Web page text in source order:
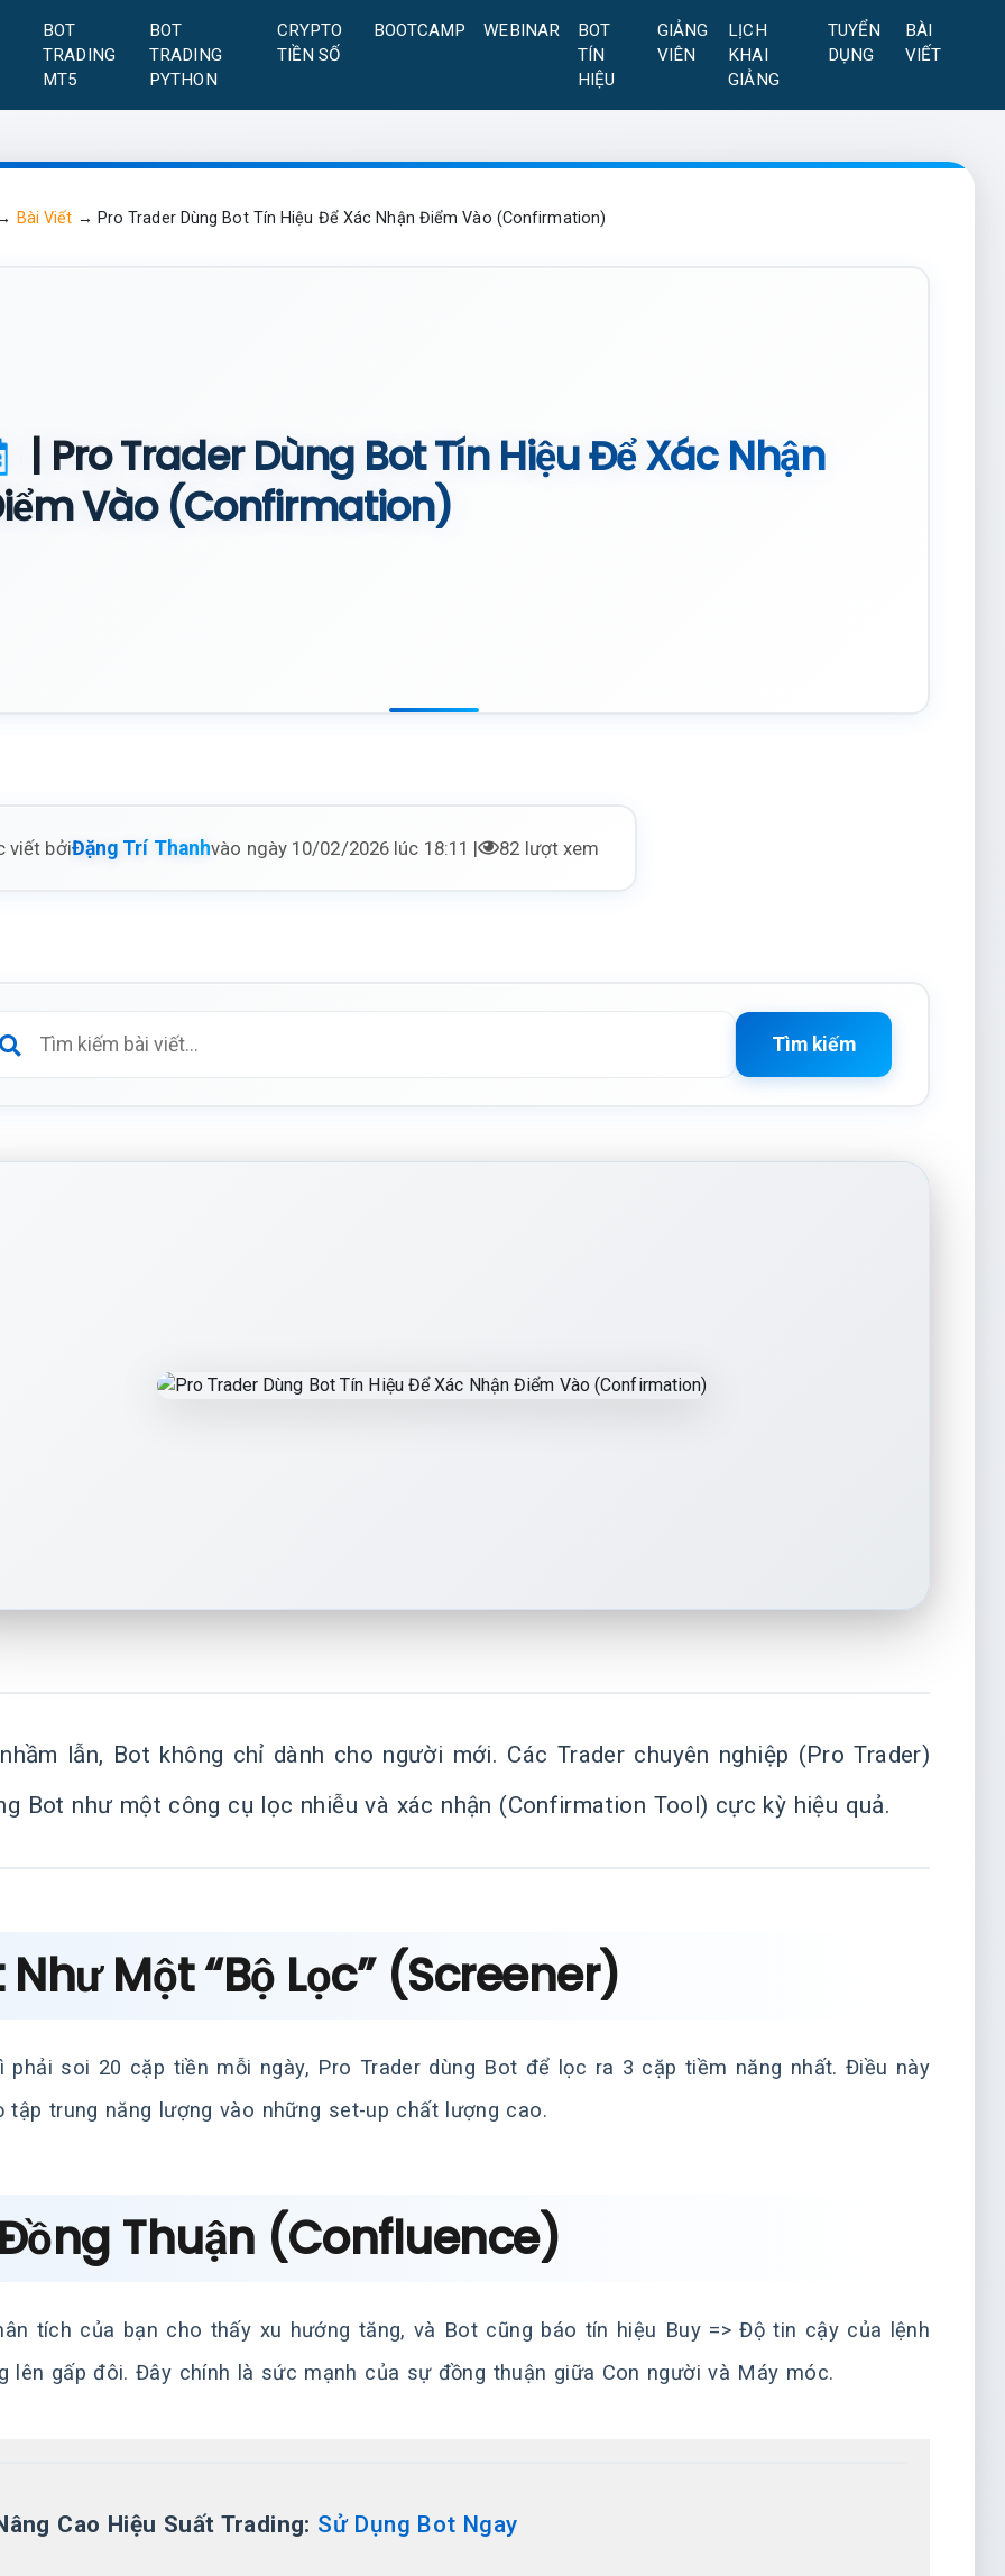
BOT
TRADING
MT5
BOT
TRADING
PYTHON
CRYPTO
TIỀN SỐ
BOOTCAMP WEBINAR
BOT
TÍN
HIỆU
GIẢNG
VIÊN
LỊCH
KHAI
GIẢNG
TUYỂN
DỤNG
BÀI
VIẾT
Bài Viết → Pro Trader Dùng Bot Tín Hiệu Để Xác Nhận Điểm Vào (Confirmation)
| Pro Trader Dùng Bot Tín Hiệu Để Xác Nhận
Vào (Confirmation)
viết bởiĐặng Trí Thanhvào ngày 10/02/2026 lúc 18:11 | 82 lượt xem
Tìm kiếm
lẫn, Bot không chỉ dành cho người mới. Các Trader chuyên nghiệp (Pro Trader)
Bot như một công cụ lọc nhiễu và xác nhận (Confirmation Tool) cực kỳ hiệu quả.
Một “Bộ Lọc” (Screener)
phải soi 20 cặp tiền mỗi ngày, Pro Trader dùng Bot để lọc ra 3 cặp tiềm năng nhất. Điều này
tập trung năng lượng vào những set-up chất lượng cao.
Thuận (Confluence)
tích của bạn cho thấy xu hướng tăng, và Bot cũng báo tín hiệu Buy => Độ tin cậy của lệnh
lên gấp đôi. Đây chính là sức mạnh của sự đồng thuận giữa Con người và Máy móc.
Cao Hiệu Suất Trading: Sử Dụng Bot Ngay